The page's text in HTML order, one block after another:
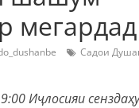
мегардад
Садои
Иҷлосияи